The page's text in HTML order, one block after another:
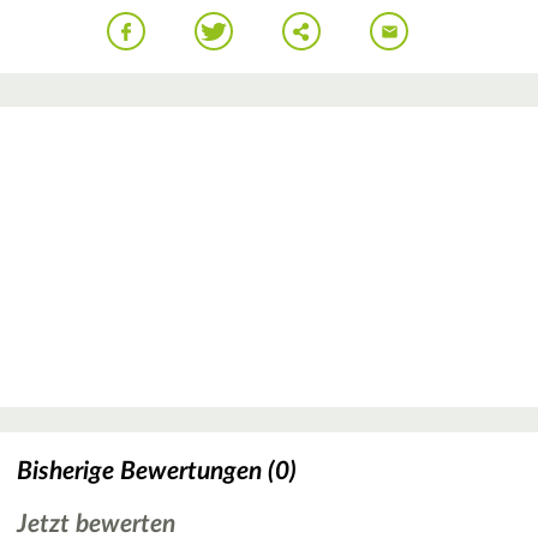
Bisherige Bewertungen (0)
Jetzt bewerten